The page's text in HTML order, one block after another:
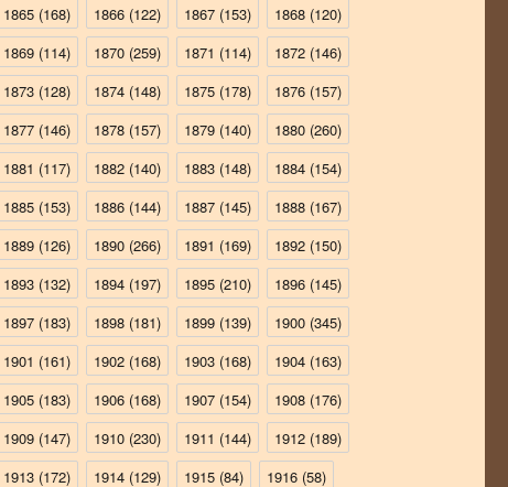
1865 (168) 1866 (122) 1867 (153) 1868 (120)
1869 (114) 1870 (259) 1871 (114) 1872 (146)
1873 (128) 1874 (148) 1875 (178) 1876 (157)
1877 (146) 1878 (157) 1879 (140) 1880 (260)
1881 (117) 1882 (140) 1883 (148) 1884 (154)
1885 (153) 1886 (144) 1887 (145) 1888 (167)
1889 (126) 1890 (266) 1891 (169) 1892 (150)
1893 (132) 1894 (197) 1895 (210) 1896 (145)
1897 (183) 1898 (181) 1899 (139) 1900 (345)
1901 (161) 1902 (168) 1903 (168) 1904 (163)
1905 (183) 1906 (168) 1907 (154) 1908 (176)
1909 (147) 1910 (230) 1911 (144) 1912 (189)
1913 (172) 1914 (129) 1915 (84) 1916 (58)